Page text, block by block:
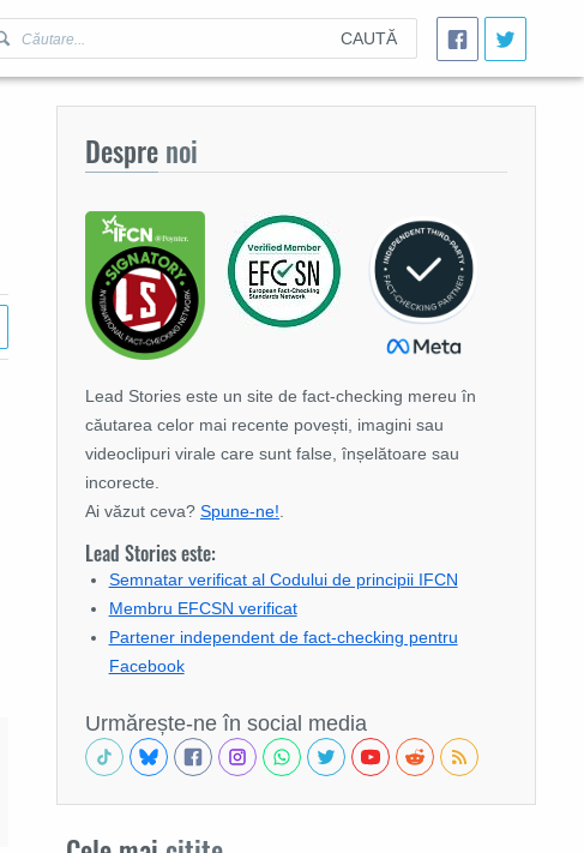
CAUTĂ
Despre noi
Lead Stories este un site de fact-checking mereu în
căutarea celor mai recente povești, imagini sau
videoclipuri virale care sunt false, înșelătoare sau
incorecte.
Ai văzut ceva? Spune-ne!
Lead Stories este:
Semnatar verificat al Codului de principii IFCN
Membru EFCSN verificat
Partener independent de fact-checking pentru
Facebook
Urmărește-ne în social media